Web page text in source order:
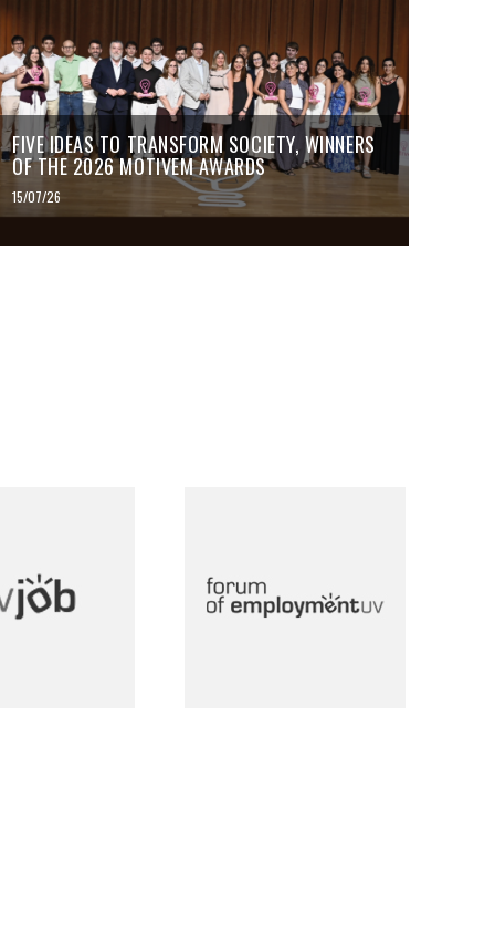
FIVE IDEAS TO TRANSFORM SOCIETY, WINNERS
OF THE 2026 MOTIVEM AWARDS
15/07/26